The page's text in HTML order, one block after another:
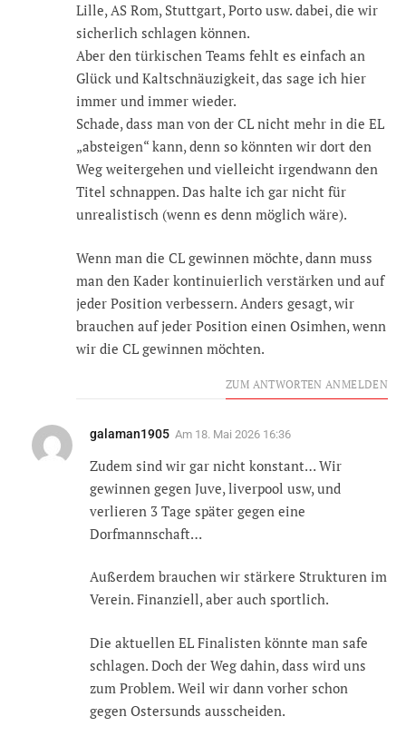
Lille, AS Rom, Stuttgart, Porto usw. dabei, die wir
sicherlich schlagen können.
Aber den türkischen Teams fehlt es einfach an
Glück und Kaltschnäuzigkeit, das sage ich hier
immer und immer wieder.
Schade, dass man von der CL nicht mehr in die EL
„absteigen“ kann, denn so könnten wir dort den
Weg weitergehen und vielleicht irgendwann den
Titel schnappen. Das halte ich gar nicht für
unrealistisch (wenn es denn möglich wäre).
Wenn man die CL gewinnen möchte, dann muss
man den Kader kontinuierlich verstärken und auf
jeder Position verbessern. Anders gesagt, wir
brauchen auf jeder Position einen Osimhen, wenn
wir die CL gewinnen möchten.
ZUM ANTWORTEN ANMELDEN
galaman1905 Am 18. Mai 2026 16:36
Zudem sind wir gar nicht konstant… Wir
gewinnen gegen Juve, liverpool usw, und
verlieren 3 Tage später gegen eine
Dorfmannschaft…
Außerdem brauchen wir stärkere Strukturen im
Verein. Finanziell, aber auch sportlich.
Die aktuellen EL Finalisten könnte man safe
schlagen. Doch der Weg dahin, dass wird uns
zum Problem. Weil wir dann vorher schon
gegen Ostersunds ausscheiden.